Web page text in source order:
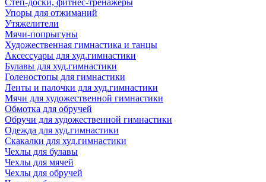
Степ-доски, фитнес-тренажеры
Упоры для отжиманий
Утяжелители
Мячи-попрыгуны
Художественная гимнастика и танцы
Аксессуары для худ.гимнастики
Булавы для худ.гимнастики
Голеностопы для гимнастики
Ленты и палочки для худ.гимнастики
Мячи для художественной гимнастики
Обмотка для обручей
Обручи для художественной гимнастики
Одежда для худ.гимнастики
Скакалки для худ.гимнастики
Чехлы для булавы
Чехлы для мячей
Чехлы для обручей